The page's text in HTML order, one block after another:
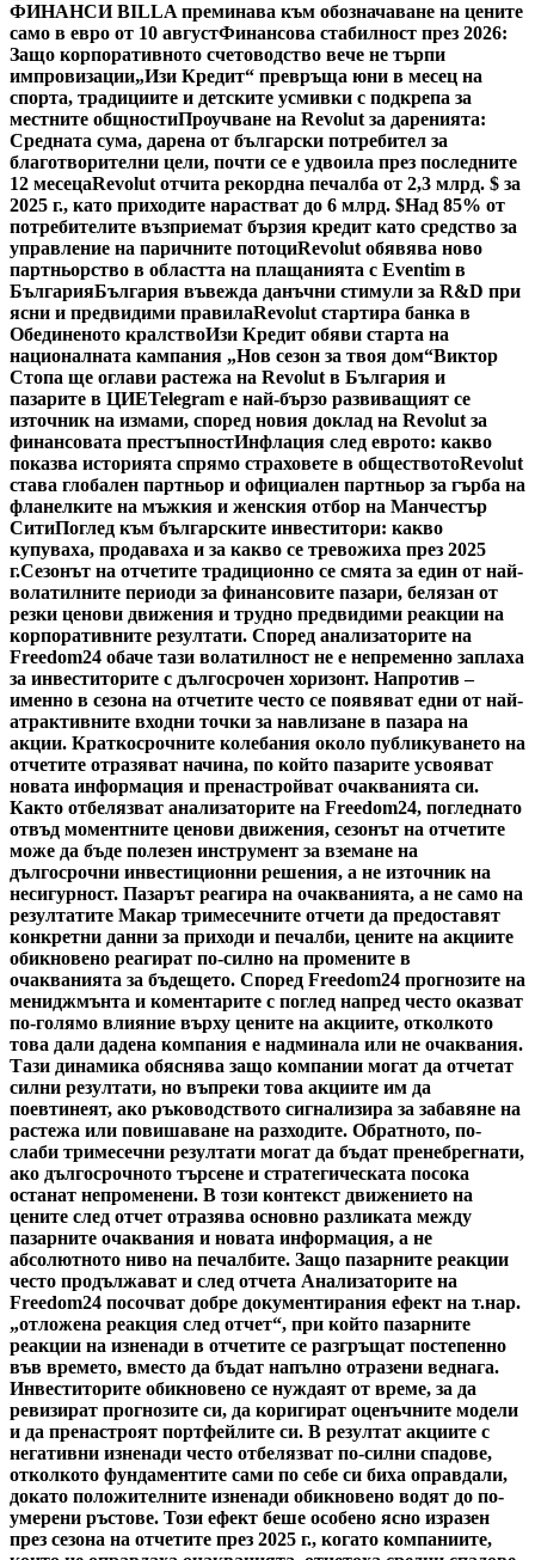
ФИНАНСИ BILLA преминава към обозначаване на цените
само в евро от 10 августФинансова стабилност през 2026:
Защо корпоративното счетоводство вече не търпи
импровизации„Изи Кредит“ превръща юни в месец на
спорта, традициите и детските усмивки с подкрепа за
местните общностиПроучване на Revolut за даренията:
Средната сума, дарена от български потребител за
благотворителни цели, почти се е удвоила през последните
12 месецаRevolut отчита рекордна печалба от 2,3 млрд. $ за
2025 г., като приходите нарастват до 6 млрд. $Над 85% от
потребителите възприемат бързия кредит като средство за
управление на паричните потоциRevolut обявява ново
партньорство в областта на плащанията с Eventim в
БългарияБългария въвежда данъчни стимули за R&D при
ясни и предвидими правилаRevolut стартира банка в
Обединеното кралствоИзи Кредит обяви старта на
националната кампания „Нов сезон за твоя дом“Виктор
Стопа ще оглави растежа на Revolut в България и
пазарите в ЦИЕTelegram е най-бързо развиващият се
източник на измами, според новия доклад на Revolut за
финансовата престъпностИнфлация след еврото: какво
показва историята спрямо страховете в обществотоRevolut
става глобален партньор и официален партньор за гърба на
фланелките на мъжкия и женския отбор на Манчестър
СитиПоглед към българските инвеститори: какво
купуваха, продаваха и за какво се тревожиха през 2025
г.Сезонът на отчетите традиционно се смята за един от най-
волатилните периоди за финансовите пазари, белязан от
резки ценови движения и трудно предвидими реакции на
корпоративните резултати. Според анализаторите на
Freedom24 обаче тази волатилност не е непременно заплаха
за инвеститорите с дългосрочен хоризонт. Напротив –
именно в сезона на отчетите често се появяват едни от най-
атрактивните входни точки за навлизане в пазара на
акции. Краткосрочните колебания около публикуването на
отчетите отразяват начина, по който пазарите усвояват
новата информация и пренастройват очакванията си.
Както отбелязват анализаторите на Freedom24, погледнато
отвъд моментните ценови движения, сезонът на отчетите
може да бъде полезен инструмент за вземане на
дългосрочни инвестиционни решения, а не източник на
несигурност. Пазарът реагира на очакванията, а не само на
резултатите Макар тримесечните отчети да предоставят
конкретни данни за приходи и печалби, цените на акциите
обикновено реагират по-силно на промените в
очакванията за бъдещето. Според Freedom24 прогнозите на
мениджмънта и коментарите с поглед напред често оказват
по-голямо влияние върху цените на акциите, отколкото
това дали дадена компания е надминала или не очаквания.
Тази динамика обяснява защо компании могат да отчетат
силни резултати, но въпреки това акциите им да
поевтинеят, ако ръководството сигнализира за забавяне на
растежа или повишаване на разходите. Обратното, по-
слаби тримесечни резултати могат да бъдат пренебрегнати,
ако дългосрочното търсене и стратегическата посока
останат непроменени. В този контекст движението на
цените след отчет отразява основно разликата между
пазарните очаквания и новата информация, а не
абсолютното ниво на печалбите. Защо пазарните реакции
често продължават и след отчета Анализаторите на
Freedom24 посочват добре документирания ефект на т.нар.
„отложена реакция след отчет“, при който пазарните
реакции на изненади в отчетите се разгръщат постепенно
във времето, вместо да бъдат напълно отразени веднага.
Инвеститорите обикновено се нуждаят от време, за да
ревизират прогнозите си, да коригират оценъчните модели
и да пренастроят портфейлите си. В резултат акциите с
негативни изненади често отбелязват по-силни спадове,
отколкото фундаментите сами по себе си биха оправдали,
докато положителните изненади обикновено водят до по-
умерени ръстове. Този ефект беше особено ясно изразен
през сезона на отчетите през 2025 г., когато компаниите,